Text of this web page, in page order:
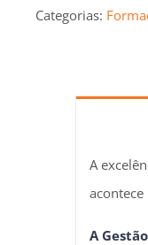
Categorias:
A
acontece
A